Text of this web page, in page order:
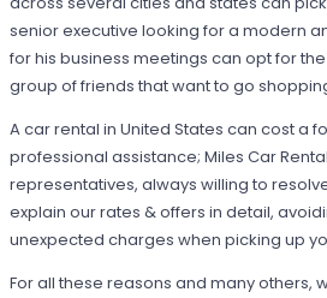
senior executive looking for a modern
for his business meetings can opt for
group of friends that want to go
A car rental in United States can cost a
professional assistance; Miles Car
representatives, always willing to
explain our rates & offers in detail,
unexpected charges when picking up
For all these reasons and many others,